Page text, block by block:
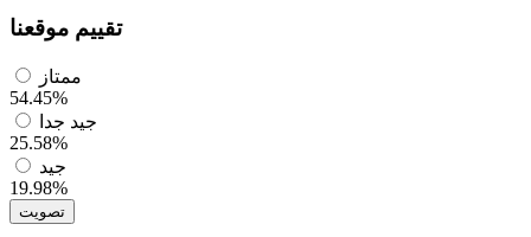
تقييم موقعنا
ممتاز
54.45%
جيد جدا
25.58%
جيد
19.98%
تصويت